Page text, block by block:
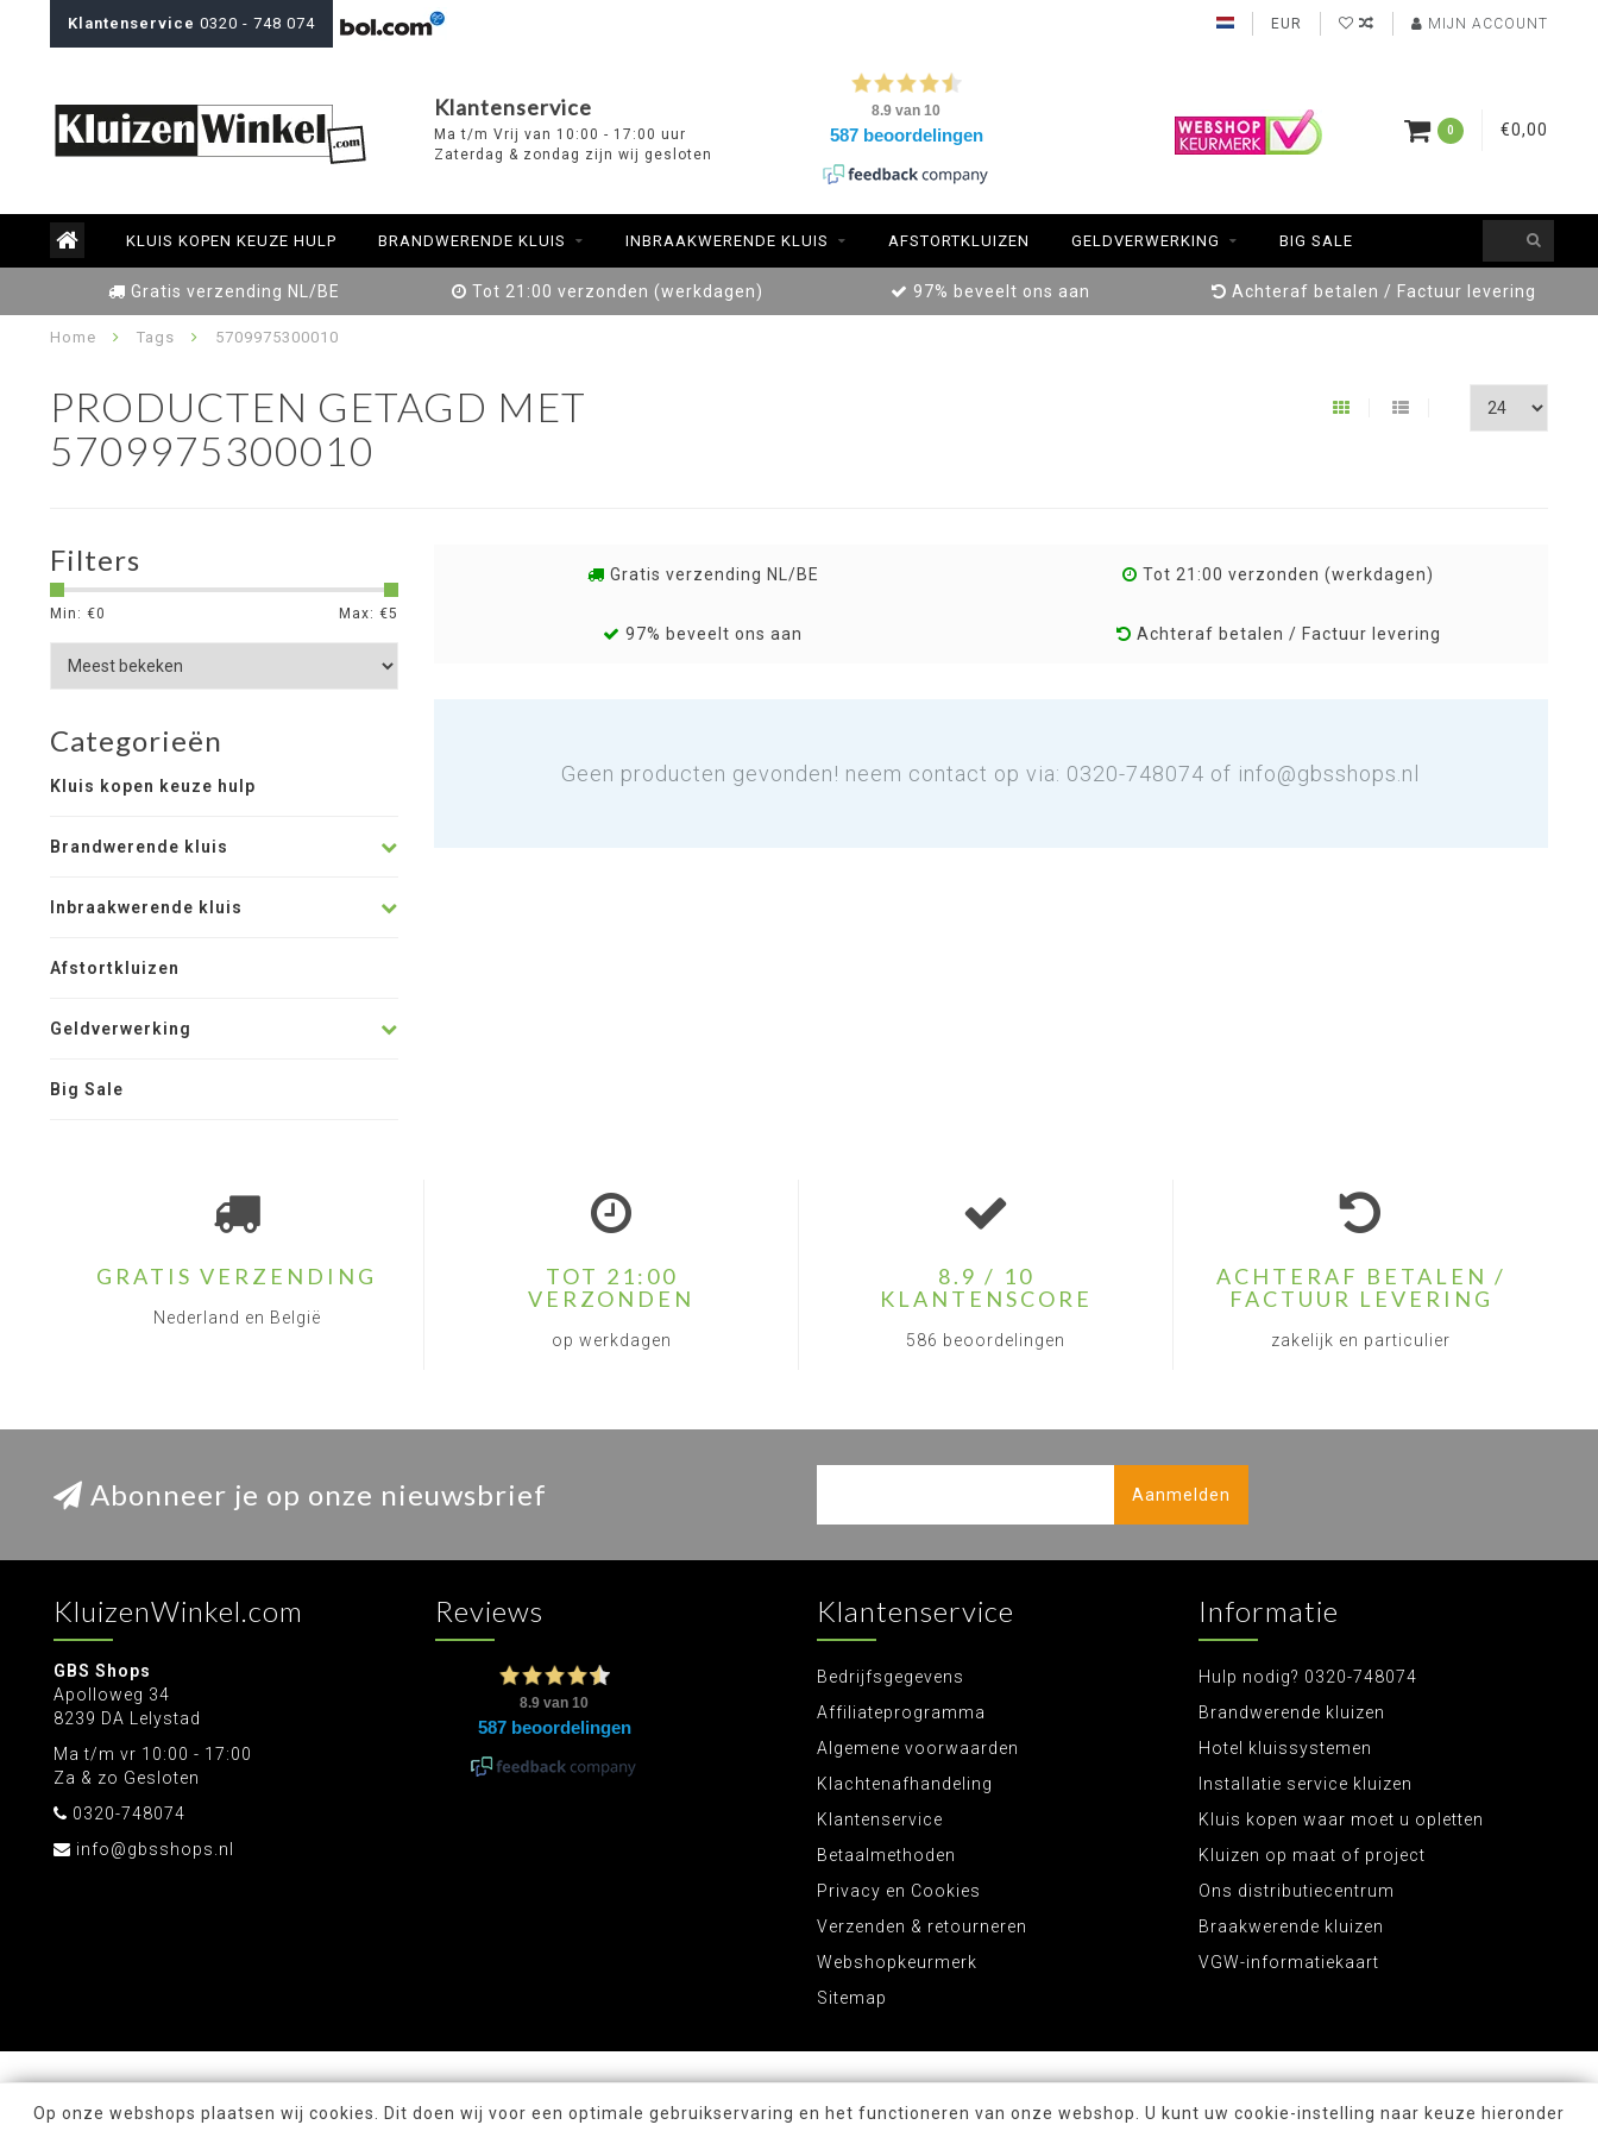
Klantenservice 0320 - 748 074 EUR MIJN ACCOUNT
Klantenservice
Ma t/m Vrij van 10:00 - 17:00 uur
Zaterdag & zondag zijn wij gesloten
0 €0,00
KLUIS KOPEN KEUZE HULP BRANDWERENDE KLUIS INBRAAKWERENDE KLUIS AFSTORTKLUIZEN GELDVERWERKING BIG SALE
Gratis verzending NL/BE Tot 21:00 verzonden (werkdagen) 97% beveelt ons aan Achteraf betalen / Factuur levering
Home Tags 5709975300010
PRODUCTEN GETAGD MET
5709975300010
Filters
Min: €0 Max: €5
Categorieën
Kluis kopen keuze hulp
Brandwerende kluis
Inbraakwerende kluis
Afstortkluizen
Geldverwerking
Big Sale
Gratis verzending NL/BE Tot 21:00 verzonden (werkdagen)
97% beveelt ons aan Achteraf betalen / Factuur levering
Geen producten gevonden! neem contact op via: 0320-748074 of info@gbsshops.nl
GRATIS VERZENDING
Nederland en België
TOT 21:00
VERZONDEN
op werkdagen
8.9 / 10
KLANTENSCORE
586 beoordelingen
ACHTERAF BETALEN /
FACTUUR LEVERING
zakelijk en particulier
Abonneer je op onze nieuwsbrief Aanmelden
KluizenWinkel.com
GBS Shops
Apolloweg 34
8239 DA Lelystad
Ma t/m vr 10:00 - 17:00
Za & zo Gesloten
0320-748074
info@gbsshops.nl
Reviews Klantenservice
Bedrijfsgegevens
Affiliateprogramma
Algemene voorwaarden
Klachtenafhandeling
Klantenservice
Betaalmethoden
Privacy en Cookies
Verzenden & retourneren
Webshopkeurmerk
Sitemap
Informatie
Hulp nodig? 0320-748074
Brandwerende kluizen
Hotel kluissystemen
Installatie service kluizen
Kluis kopen waar moet u opletten
Kluizen op maat of project
Ons distributiecentrum
Braakwerende kluizen
VGW-informatiekaart
Op onze webshops plaatsen wij cookies. Dit doen wij voor een optimale gebruikservaring en het functioneren van onze webshop. U kunt uw cookie-instelling naar keuze hieronder